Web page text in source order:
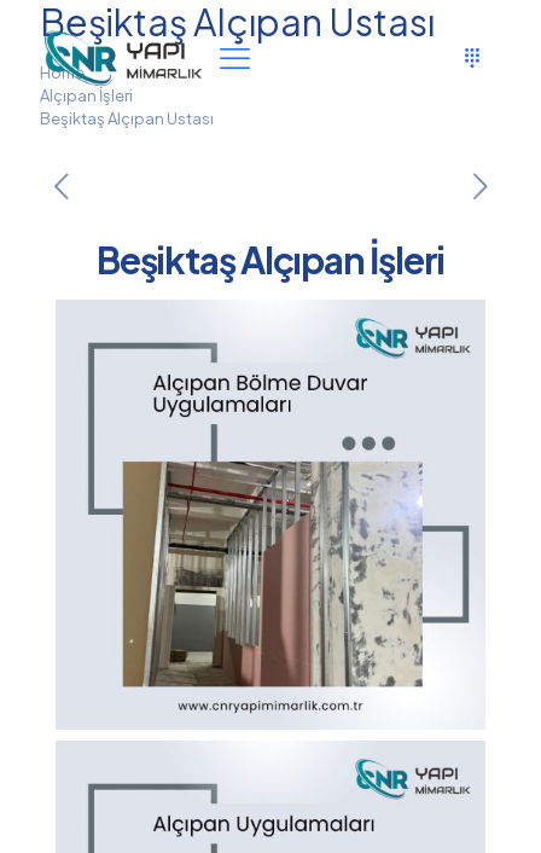
Beşiktaş Alçıpan Ustası
Home
Alçıpan İşleri
Beşiktaş Alçıpan Ustası
Beşiktaş Alçıpan İşleri